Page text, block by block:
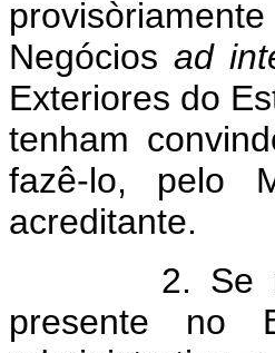
Negócios ad
Exteriores do
tenham
fazê-lo, pelo
acreditante.
2. Se
presente no